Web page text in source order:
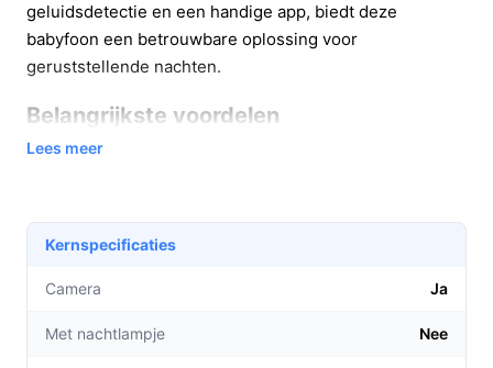
geluidsdetectie en een handige app, biedt deze
babyfoon een betrouwbare oplossing voor
geruststellende nachten.
Belangrijkste voordelen
Deze babyfoon biedt tal van voordelen die je dagelijkse
Volledige controle:Met de Full HD camera kun je
elk detail van je baby volgen, wat zorgt voor
waarschuwt je direct als er iets is, zodat je niets
Lees meer
Kernspecificaties
Camera Ja
Met nachtlampje Nee